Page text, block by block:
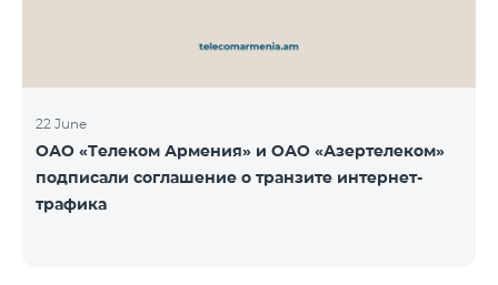
22 June
ОАО «Телеком Армения» и ОАО «Азертелеком»
подписали соглашение о транзите интернет-
трафика